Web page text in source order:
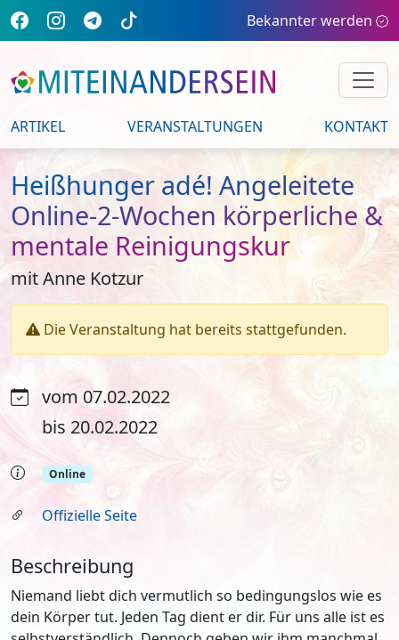
Bekannter werden
ARTIKEL VERANSTALTUNGEN KONTAKT
Heißhunger adé! Angeleitete
Online-2-Wochen körperliche &
mentale Reinigungskur
mit Anne Kotzur
Die Veranstaltung hat bereits stattgefunden.
vom 07.02.2022
bis 20.02.2022
Online
Offizielle Seite
Beschreibung
Niemand liebt dich vermutlich so bedingungslos wie es
dein Körper tut. Jeden Tag dient er dir. Für uns alle ist es